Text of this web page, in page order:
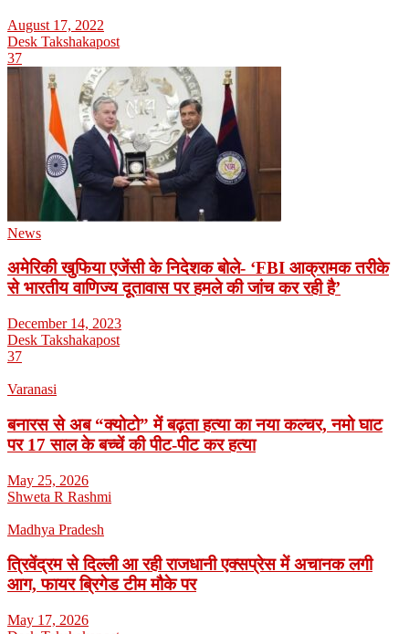
August 17, 2022
Desk Takshakapost
37
News
अमेरिकी खुफिया एजेंसी के निदेशक बोले- ‘FBI आक्रामक तरीके
से भारतीय वाणिज्य दूतावास पर हमले की जांच कर रही है’
December 14, 2023
Desk Takshakapost
37
Varanasi
बनारस से अब “क्योटो” में बढ़ता हत्या का नया कल्चर, नमो घाट
पर 17 साल के बच्चें की पीट-पीट कर हत्या
May 25, 2026
Shweta R Rashmi
Madhya Pradesh
त्रिवेंद्रम से दिल्ली आ रही राजधानी एक्सप्रेस में अचानक लगी
आग, फायर ब्रिगेड टीम मौके पर
May 17, 2026